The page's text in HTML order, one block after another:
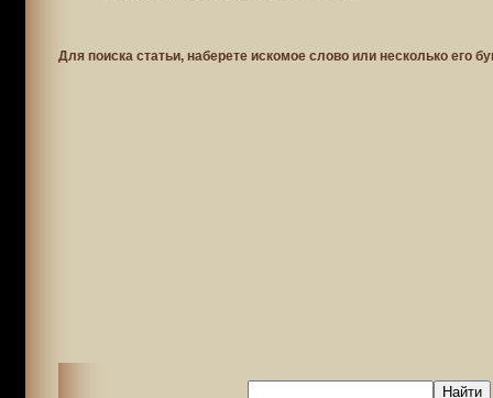
Для поиска статьи, наберете искомое слово или несколько его